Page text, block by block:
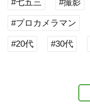
#七五三 #撮影
#プロカメラマン
#20代 #30代